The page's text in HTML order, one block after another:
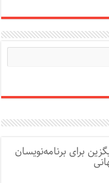
برای برنامه‌نویسان